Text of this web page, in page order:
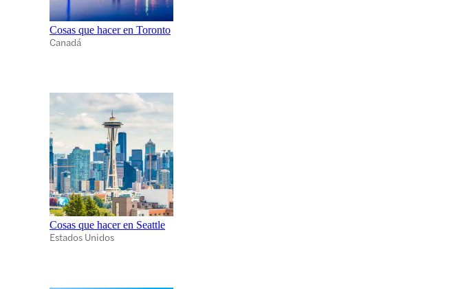
Cosas que hacer en Toronto
Canadá
Cosas que hacer en Seattle
Estados Unidos